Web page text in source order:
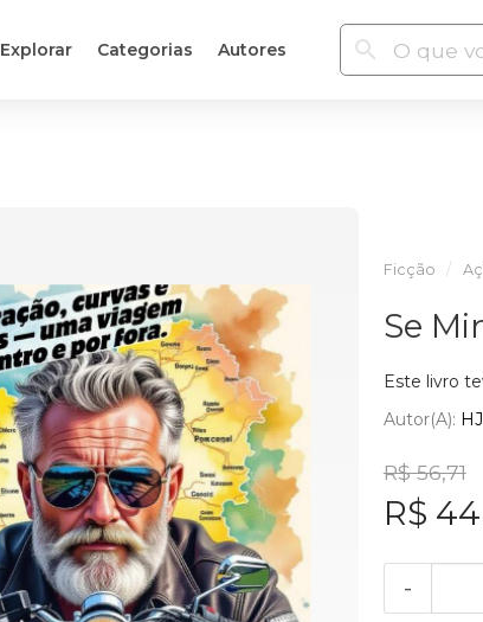
Explorar Categorias Autores
Ficção
Se
Este livro
Autor(a):
R$ 56,71
R$
-